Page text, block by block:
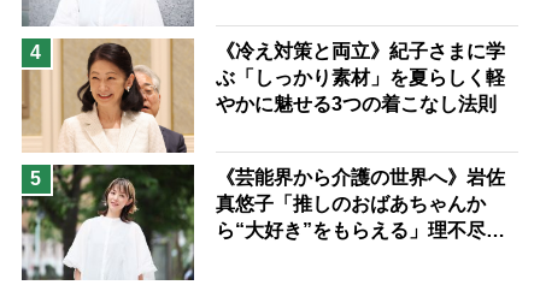
ながら自分らしくいられる」
4
《冷え対策と両立》紀子さまに学
ぶ「しっかり素材」を夏らしく軽
やかに魅せる3つの着こなし法則
5
《芸能界から介護の世界へ》岩佐
真悠子「推しのおばあちゃんか
ら“大好き”をもらえる」理不尽さ